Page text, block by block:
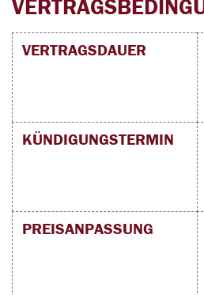
VERTRAGSDAUER
KÜNDIGUNGSTERMIN
PREISANPASSUNG